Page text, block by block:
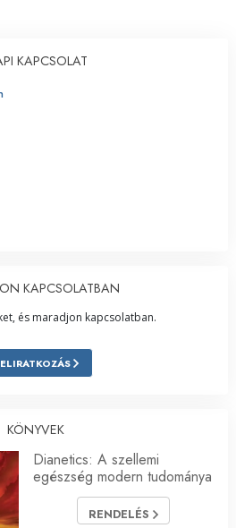
KAPCSOLAT
KAPCSOLATBAN
és maradjon kapcsolatban.
KÖNYVEK
Dianetics: A szellemi
egészség modern tudománya
RENDELÉS